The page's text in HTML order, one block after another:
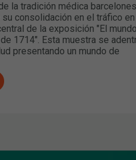
la tradición médica
consolidación en el tráfico
de la exposición "El
1714". Esta muestra se
presentando un mundo de